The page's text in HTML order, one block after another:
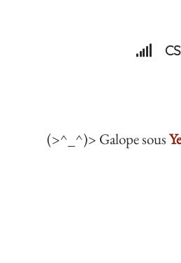
(>^_^)> Galope sous